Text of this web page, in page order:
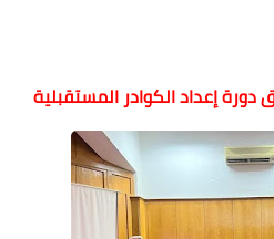
دورة إعداد الكوادر المستقبلية